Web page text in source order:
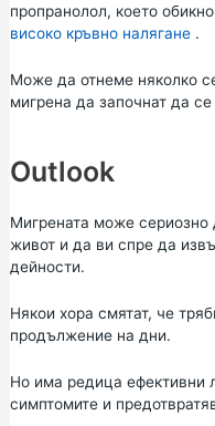
пропранолол, което
високо кръвно налягане.
Може да отнеме няколко
мигрена да започнат да се
Outlook
Мигрената може сериозно
живот и да ви спре да
дейности.
Някои хора смятат, че
продължение на дни.
Но има редица ефективни
симптомите и